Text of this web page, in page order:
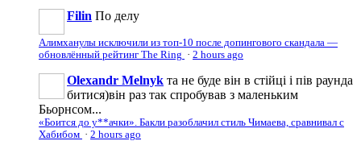
Filin По делу
Алимханулы исключили из топ-10 после допингового скандала —
обновлённый рейтинг The Ring · 2 hours ago
Olexandr Melnyk та не буде він в стійці і пів раунда
битися)він раз так спробував з маленьким
Бьорнсом...
«Боится до у**ачки». Бакли разоблачил стиль Чимаева, сравнивал с
Хабибом · 2 hours ago